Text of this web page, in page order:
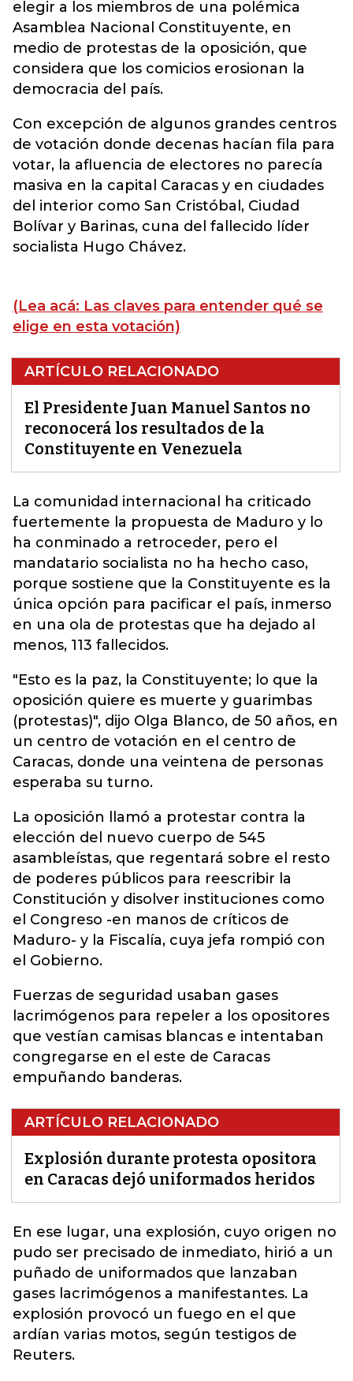
elegir a los miembros de una polémica
Asamblea Nacional Constituyente, en
medio de protestas de la oposición, que
considera que los comicios erosionan la
democracia del país.
Con excepción de algunos grandes centros
de votación donde decenas hacían fila para
votar, la afluencia de electores no parecía
masiva en la capital Caracas y en ciudades
del interior como San Cristóbal, Ciudad
Bolívar y Barinas, cuna del fallecido líder
socialista Hugo Chávez.
(Lea acá: Las claves para entender qué se
elige en esta votación)
ARTÍCULO RELACIONADO
El Presidente Juan Manuel Santos no
reconocerá los resultados de la
Constituyente en Venezuela
La comunidad internacional ha criticado
fuertemente la propuesta de Maduro y lo
ha conminado a retroceder, pero el
mandatario socialista no ha hecho caso,
porque sostiene que la Constituyente es la
única opción para pacificar el país, inmerso
en una ola de protestas que ha dejado al
menos, 113 fallecidos.
"Esto es la paz, la Constituyente; lo que la
oposición quiere es muerte y guarimbas
(protestas)", dijo Olga Blanco, de 50 años, en
un centro de votación en el centro de
Caracas, donde una veintena de personas
esperaba su turno.
La oposición llamó a protestar contra la
elección del nuevo cuerpo de 545
asambleístas, que regentará sobre el resto
de poderes públicos para reescribir la
Constitución y disolver instituciones como
el Congreso -en manos de críticos de
Maduro- y la Fiscalía, cuya jefa rompió con
el Gobierno.
Fuerzas de seguridad usaban gases
lacrimógenos para repeler a los opositores
que vestían camisas blancas e intentaban
congregarse en el este de Caracas
empuñando banderas.
ARTÍCULO RELACIONADO
Explosión durante protesta opositora
en Caracas dejó uniformados heridos
En ese lugar, una explosión, cuyo origen no
pudo ser precisado de inmediato, hirió a un
puñado de uniformados que lanzaban
gases lacrimógenos a manifestantes. La
explosión provocó un fuego en el que
ardían varias motos, según testigos de
Reuters.